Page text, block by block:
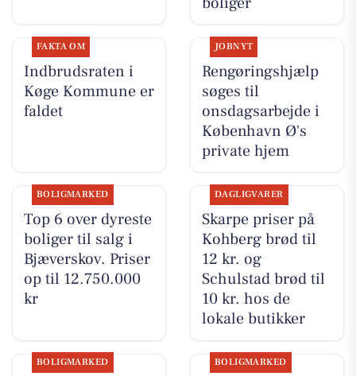
FAKTA OM
Indbrudsraten i
Køge Kommune er
faldet
JOBNYT
Rengøringshjælp
søges til
onsdagsarbejde i
København Ø's
private hjem
BOLIGMARKED
Top 6 over dyreste
boliger til salg i
Bjæverskov. Priser
op til 12.750.000
kr
DAGLIGVARER
Skarpe priser på
Kohberg brød til
12 kr. og
Schulstad brød til
10 kr. hos de
lokale butikker
BOLIGMARKED BOLIGMARKED